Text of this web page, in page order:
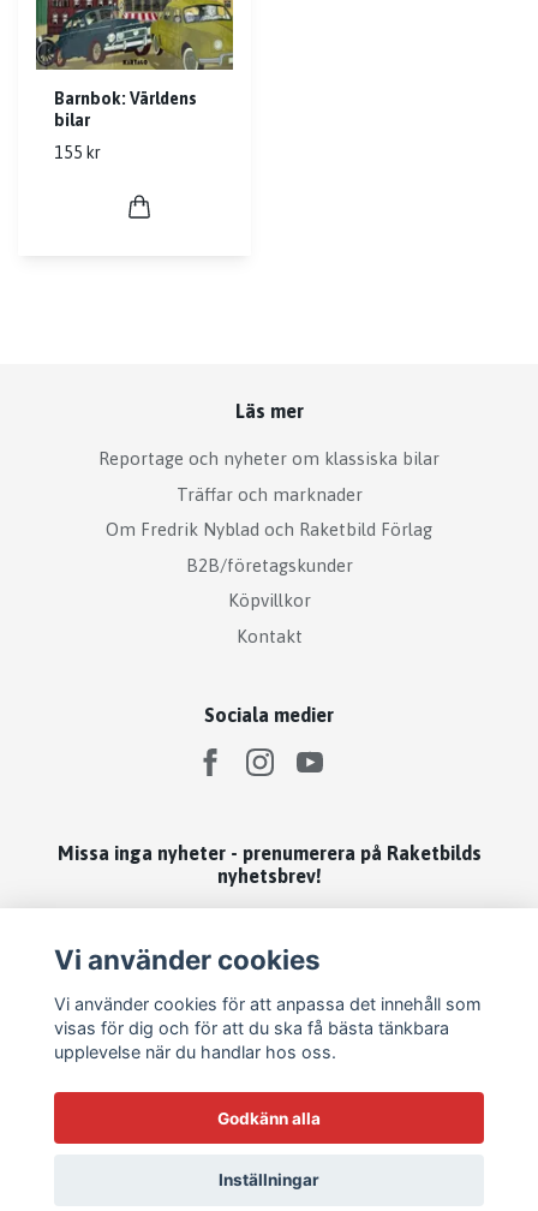
Barnbok: Världens
bilar
155 kr
Läs mer
Reportage och nyheter om klassiska bilar
Träffar och marknader
Om Fredrik Nyblad och Raketbild Förlag
B2B/företagskunder
Köpvillkor
Kontakt
Sociala medier
Missa inga nyheter - prenumerera på Raketbilds
nyhetsbrev!
© 2026 Raketbild Förlag
Vi använder cookies
Vi använder cookies för att anpassa det innehåll som
visas för dig och för att du ska få bästa tänkbara
upplevelse när du handlar hos oss.
Godkänn alla
Inställningar